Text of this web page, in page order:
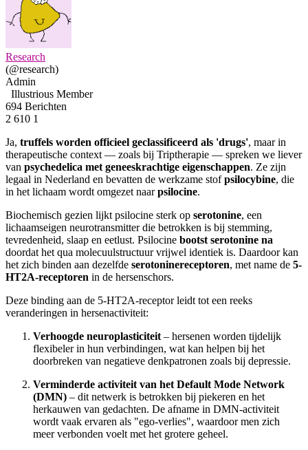
Research
(@research)
Admin
Illustrious Member
694 Berichten
2 610 1
Ja, truffels worden officieel geclassificeerd als 'drugs', maar in
therapeutische context — zoals bij Triptherapie — spreken we liever
van psychedelica met geneeskrachtige eigenschappen. Ze zijn
legaal in Nederland en bevatten de werkzame stofpsilocybine, die
in het lichaam wordt omgezet naarpsilocine.
Biochemisch gezien lijkt psilocine sterk op serotonine, een
lichaamseigen neurotransmitter die betrokken is bij stemming,
tevredenheid, slaap en eetlust. Psilocine bootst serotonine na
doordat het qua molecuulstructuur vrijwel identiek is. Daardoor kan
het zich binden aan dezelfde serotoninereceptoren, met name de 5-
HT2A-receptoren in de hersenschors.
Deze binding aan de 5-HT2A-receptor leidt tot een reeks
veranderingen in hersenactiviteit:
Verhoogde neuroplasticiteit – hersenen worden tijdelijk
flexibeler in hun verbindingen, wat kan helpen bij het
doorbreken van negatieve denkpatronen zoals bij depressie.
Verminderde activiteit van het Default Mode Network
(DMN) – dit netwerk is betrokken bij piekeren en het
herkauwen van gedachten. De afname in DMN-activiteit
wordt vaak ervaren als "ego-verlies", waardoor men zich
meer verbonden voelt met het grotere geheel.